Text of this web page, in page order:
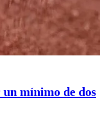
mínimo de dos